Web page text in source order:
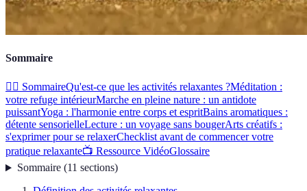
Sommaire
🧘‍♂️ SommaireQu'est-ce que les activités relaxantes ?Méditation :
votre refuge intérieurMarche en pleine nature : un antidote
puissantYoga : l'harmonie entre corps et espritBains aromatiques :
détente sensorielleLecture : un voyage sans bougerArts créatifs :
s'exprimer pour se relaxerChecklist avant de commencer votre
pratique relaxante📺 Ressource VidéoGlossaire
Sommaire(11 sections)